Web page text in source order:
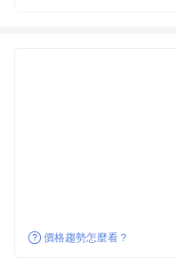
價格趨勢怎麼看？